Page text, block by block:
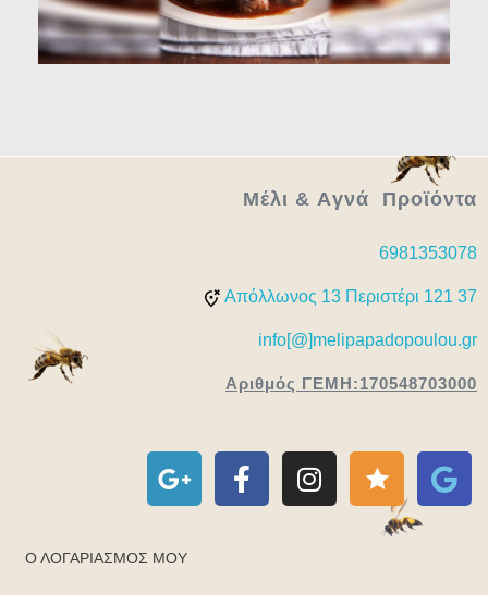
Μέλι & Aγνά Προϊόντα
6981353078
Απόλλωνος 13 Περιστέρι 121 37
info[@]melipapadopoulou.gr
Αριθμός ΓΕΜΗ:170548703000
Ο ΛΟΓΑΡΙΑΣΜΌΣ ΜΟΥ